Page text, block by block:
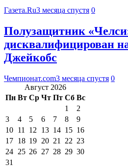
Газета.Ru3 месяца спустя 0
Полузащитник
дисквалифицирован
Джейкобс
Чемпионат.com3 месяца спустя 0
Август 2026
Пн Вт Ср Чт Пт Сб Вс
1
2
3
4 5 6 7 8
9
10 11 12 13 14 15 16
17 18 19 20 21 22 23
24 25 26 27 28 29 30
31